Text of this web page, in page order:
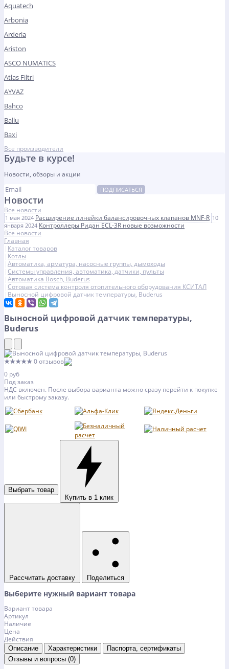
Aquatech
Arbonia
Arderia
Ariston
ASCO NUMATICS
Atlas Filtri
AYVAZ
Bahco
Ballu
Baxi
Все производители
Будьте в курсе!
Новости, обзоры и акции
ПОДПИСАТЬСЯ
Новости
Все новости
1 мая 2024 Расширение линейки балансировочных клапанов MNF-R 10
января 2024 Контроллеры Ридан ECL-3R новые возможности
Все новости
Главная
Каталог товаров
Котлы
Автоматика, арматура, насосные группы, дымоходы
Системы управления, автоматика, датчики, пульты
Автоматика Bosch, Buderus
Сотовая система контроля отопительного оборудования КСИТАЛ
Выносной цифровой датчик температуры, Buderus
Выносной цифровой датчик температуры,
Buderus
★★★★★0 отзывов
0 руб
Под заказ
НДС включен. После выбора варианта можно сразу перейти к покупке
или быстрому заказу.
Выбрать товар
Купить в 1 клик
Рассчитать доставку Поделиться
Выберите нужный вариант товара
Вариант товара
Артикул
Наличие
Цена
Действия
Описание Характеристики
Паспорта, сертификаты
Отзывы и вопросы (0)